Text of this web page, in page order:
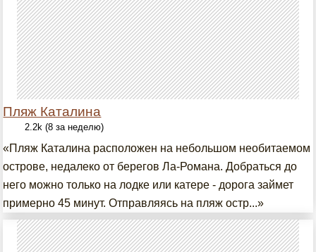
Пляж Каталина
2.2k (8 за неделю)
«Пляж Каталина расположен на небольшом необитаемом
острове, недалеко от берегов Ла-Романа. Добраться до
него можно только на лодке или катере - дорога займет
примерно 45 минут. Отправляясь на пляж остр...»